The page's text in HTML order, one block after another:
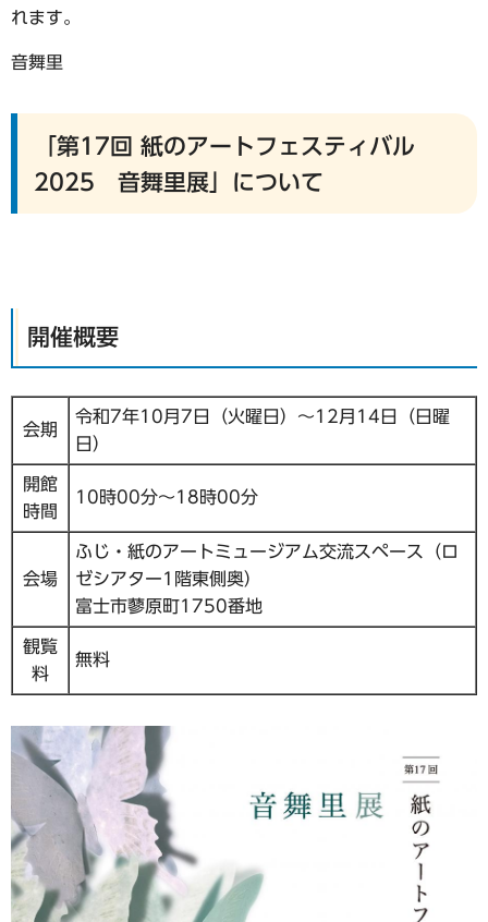
れます。
音舞里
「第17回 紙のアートフェスティバル
2025 音舞里展」について
開催概要
会期
令和7年10月7日（火曜日）～12月14日（日曜
日）
開館
時間
10時00分～18時00分
会場
ふじ・紙のアートミュージアム交流スペース（ロ
ゼシアター1階東側奥）
富士市蓼原町1750番地
観覧
料
無料